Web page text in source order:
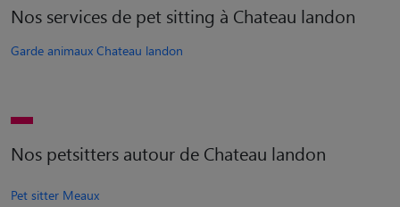
Nos services de pet sitting à Chateau landon
Garde animaux Chateau landon
Nos petsitters autour de Chateau landon
Pet sitter Meaux